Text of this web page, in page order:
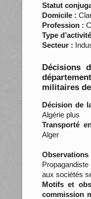
Statut
Domicile :
Profession :
Type
Secteur :
Décisions
militaires
Décision de
Algérie plus
Transporté
Alger
aux sociétés
Motifs et
commission